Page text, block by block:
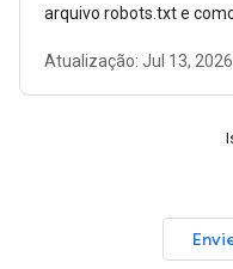
arquivo robots.txt e
Atualização: Jul 13, 2026